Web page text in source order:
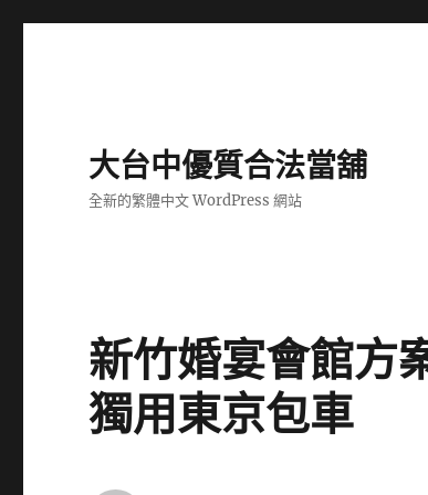
大台中優質合法當舖
全新的繁體中文 WordPress 網站
新竹婚宴會館方
獨用東京包車